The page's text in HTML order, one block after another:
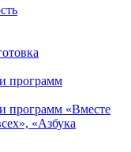
программ
программ «Вместе
«Азбука